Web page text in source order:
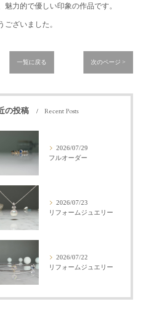
魅力的で優しい印象の作品です。
ございました。
一覧に戻る 次のページ >
の投稿 Recent Posts
2026/07/29
フルオーダー
2026/07/23
リフォームジュエリー
2026/07/22
リフォームジュエリー